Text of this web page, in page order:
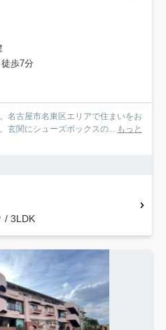
歩7分
名古屋市名東区エリアで住まいをお
玄関にシューズボックスの... もっと
/ 3LDK